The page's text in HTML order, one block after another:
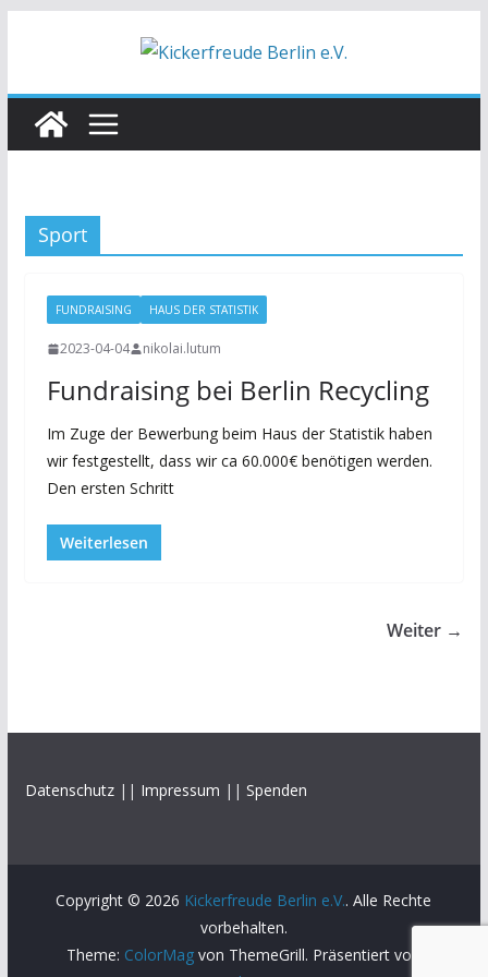
Sport
FUNDRAISING HAUS DER STATISTIK
2023-04-04 nikolai.lutum
Fundraising bei Berlin Recycling
Im Zuge der Bewerbung beim Haus der Statistik haben
wir festgestellt, dass wir ca 60.000€ benötigen werden.
Den ersten Schritt
Weiterlesen
Weiter →
Datenschutz|| Impressum || Spenden
Copyright © 2026 Kickerfreude Berlin e.V.. Alle Rechte
vorbehalten.
Theme: ColorMag von ThemeGrill. Präsentiert von